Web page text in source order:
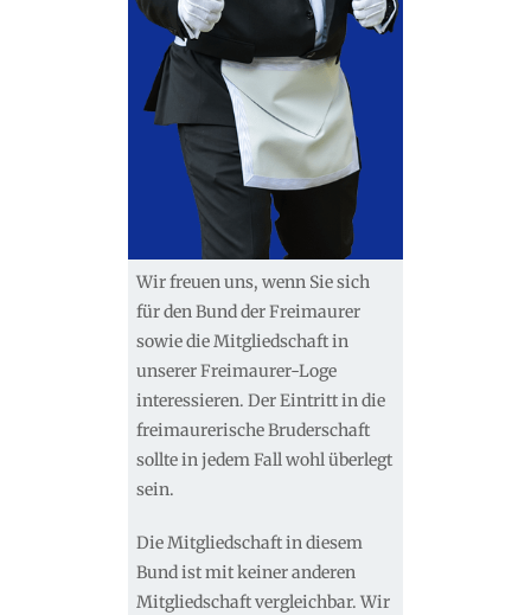
Wir freuen uns, wenn Sie sich
für den Bund der Freimaurer
sowie die Mitgliedschaft in
unserer Freimaurer-Loge
interessieren. Der Eintritt in die
freimaurerische Bruderschaft
sollte in jedem Fall wohl überlegt
sein.
Die Mitgliedschaft in diesem
Bund ist mit keiner anderen
Mitgliedschaft vergleichbar. Wir